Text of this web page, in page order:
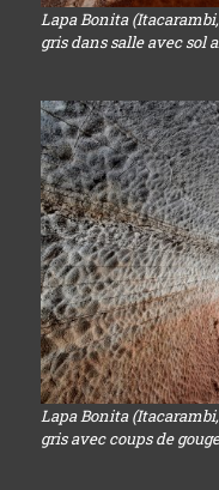
Lapa Bonita
gris dans salle avec sol
Lapa Bonita
gris avec coups de